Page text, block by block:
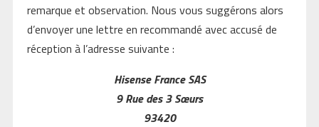
remarque et observation. Nous vous suggérons alors
d’envoyer une lettre en recommandé avec accusé de
réception à l’adresse suivante :
Hisense France SAS
9 Rue des 3 Sœurs
93420